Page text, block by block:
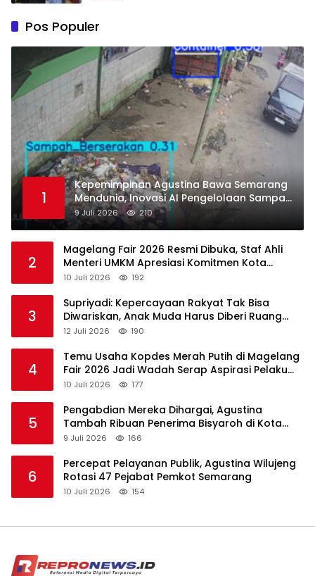
Pos Populer
1
Kepemimpinan Agustina Bawa Semarang
Mendunia, Inovasi AI Pengelolaan Sampah
Raih Pengakuan di Guangzhou Award
2026
9 Juli 2026 210
2
Magelang Fair 2026 Resmi Dibuka, Staf Ahli
Menteri UMKM Apresiasi Komitmen Kota
Magelang Majukan UMKM
10 Juli 2026 192
3
Supriyadi: Kepercayaan Rakyat Tak Bisa
Diwariskan, Anak Muda Harus Diberi Ruang
Memimpin
12 Juli 2026 190
4
Temu Usaha Kopdes Merah Putih di Magelang
Fair 2026 Jadi Wadah Serap Aspirasi Pelaku
Koperasi
10 Juli 2026 177
5
Pengabdian Mereka Dihargai, Agustina
Tambah Ribuan Penerima Bisyaroh di Kota
Semarang
9 Juli 2026 166
6
Percepat Pelayanan Publik, Agustina Wilujeng
Rotasi 47 Pejabat Pemkot Semarang
10 Juli 2026 154